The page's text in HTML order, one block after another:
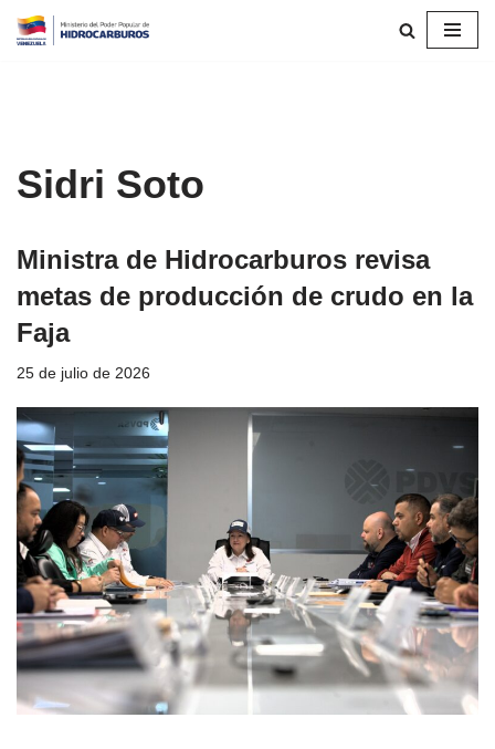
Sidri Soto
Ministra de Hidrocarburos revisa
metas de producción de crudo en la
Faja
25 de julio de 2026